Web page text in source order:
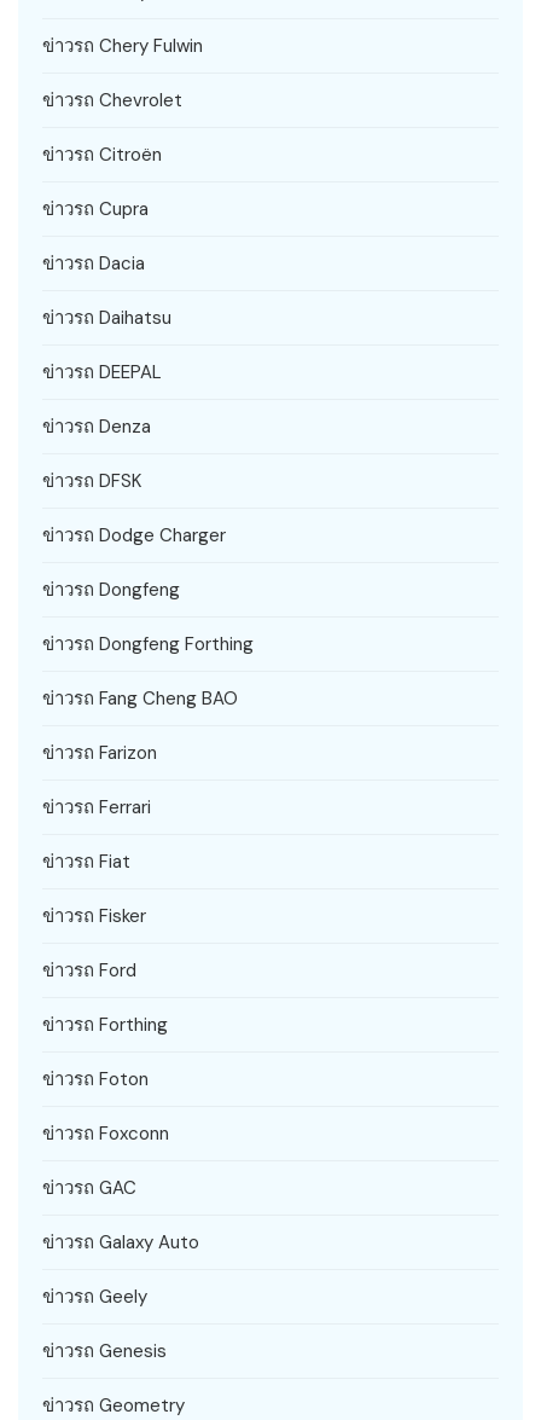
ข่าวรถ Chery Fulwin
ข่าวรถ Chevrolet
ข่าวรถ Citroën
ข่าวรถ Cupra
ข่าวรถ Dacia
ข่าวรถ Daihatsu
ข่าวรถ DEEPAL
ข่าวรถ Denza
ข่าวรถ DFSK
ข่าวรถ Dodge Charger
ข่าวรถ Dongfeng
ข่าวรถ Dongfeng Forthing
ข่าวรถ Fang Cheng BAO
ข่าวรถ Farizon
ข่าวรถ Ferrari
ข่าวรถ Fiat
ข่าวรถ Fisker
ข่าวรถ Ford
ข่าวรถ Forthing
ข่าวรถ Foton
ข่าวรถ Foxconn
ข่าวรถ GAC
ข่าวรถ Galaxy Auto
ข่าวรถ Geely
ข่าวรถ Genesis
ข่าวรถ Geometry